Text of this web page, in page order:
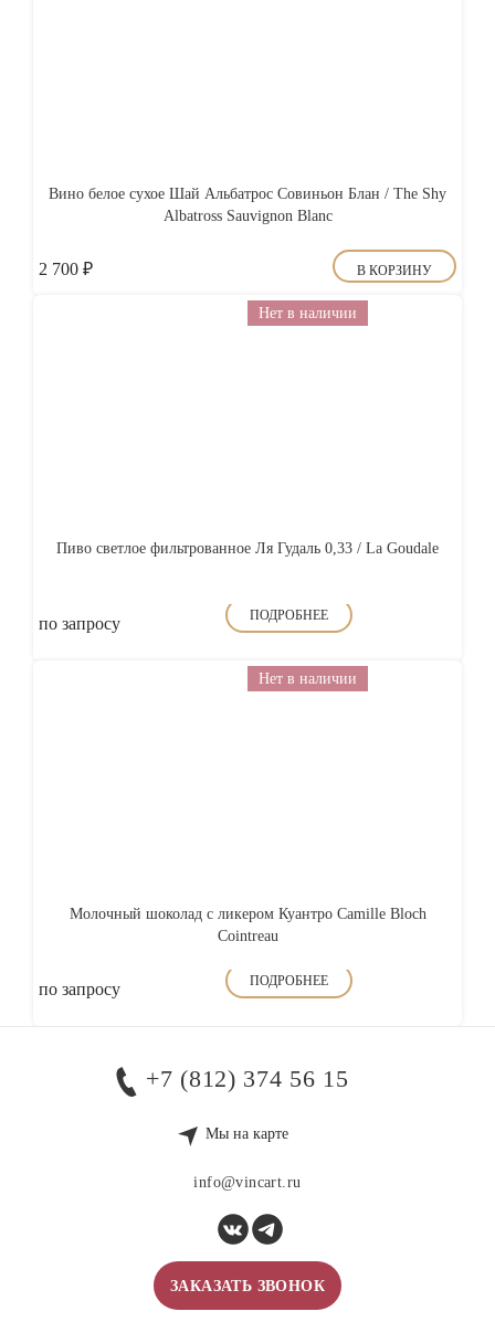
Вино белое сухое Шай Альбатрос Совиньон Блан / The Shy
Albatross Sauvignon Blanc
2 700 ₽ В КОРЗИНУ
Нет в наличии
Пиво светлое фильтрованное Ля Гудаль 0,33 / La Goudale
по запросу ПОДРОБНЕЕ
Нет в наличии
Молочный шоколад с ликером Куантро Camille Bloch
Cointreau
по запросу ПОДРОБНЕЕ
+7 (812) 374 56 15
Мы на карте
info@vincart.ru
ЗАКАЗАТЬ ЗВОНОК